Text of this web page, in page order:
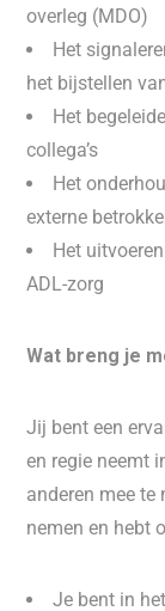
overleg (MDO)
Het
het bijstellen
Het
collega’s
Het
externe
Het
ADL-zorg
Wat breng je
Jij bent een
en regie neemt
anderen mee
nemen en hebt
Je bent in